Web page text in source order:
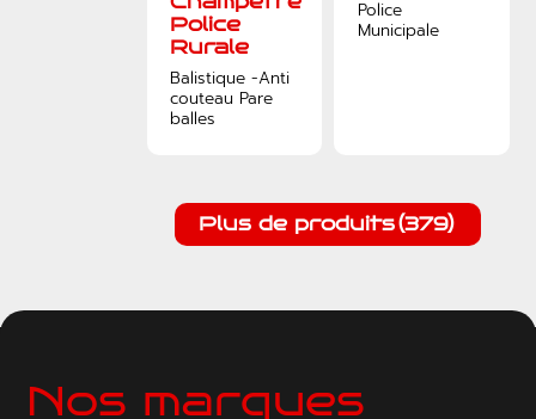
Police
Rurale
Balistique -Anti
couteau Pare
balles
Police
Municipale
Plus de produits(379)
Nos marques